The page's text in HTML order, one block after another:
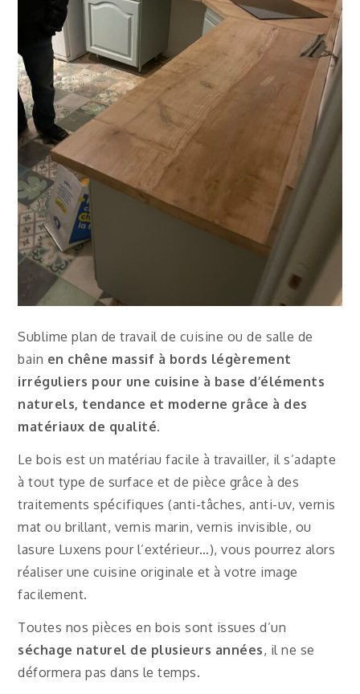
Sublime plan de travail de cuisine ou de salle de
bain en chêne massif à bords légèrement
irréguliers pour une cuisine à base d’éléments
naturels, tendance et moderne grâce à des
matériaux de qualité.
Le bois est un matériau facile à travailler, il s’adapte
à tout type de surface et de pièce grâce à des
traitements spécifiques (anti-tâches, anti-uv, vernis
mat ou brillant, vernis marin, vernis invisible, ou
lasure Luxens pour l’extérieur…), vous pourrez alors
réaliser une cuisine originale et à votre image
facilement.
Toutes nos pièces en bois sont issues d’un
séchage naturel de plusieurs années, il ne se
déformera pas dans le temps.